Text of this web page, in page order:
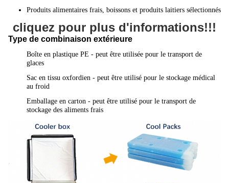
Produits alimentaires frais, boissons et produits laitiers sélectionnés
cliquez pour plus d'informations!!!
Type de combinaison extérieure
Boîte en plastique PE - peut être utilisée pour le transport de
glaces
Sac en tissu oxfordien - peut être utilisé pour le stockage médical
au froid
Emballage en carton - peut être utilisé pour le transport de
stockage des aliments frais